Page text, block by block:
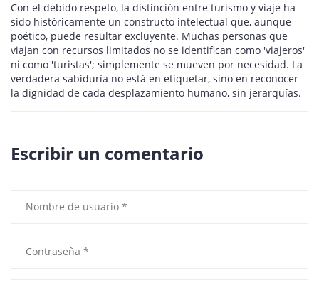
Con el debido respeto, la distinción entre turismo y viaje ha
sido históricamente un constructo intelectual que, aunque
poético, puede resultar excluyente. Muchas personas que
viajan con recursos limitados no se identifican como 'viajeros'
ni como 'turistas'; simplemente se mueven por necesidad. La
verdadera sabiduría no está en etiquetar, sino en reconocer
la dignidad de cada desplazamiento humano, sin jerarquías.
Escribir un comentario